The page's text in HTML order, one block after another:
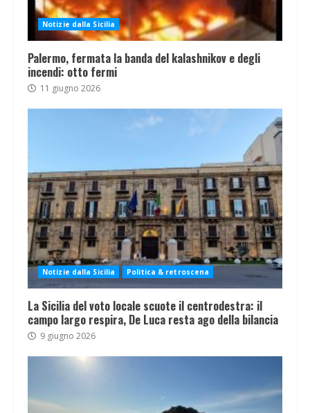
Notizie dalla Sicilia
Palermo, fermata la banda del kalashnikov e degli
incendi: otto fermi
11 giugno 2026
Notizie dalla Sicilia Politica & retroscena
La Sicilia del voto locale scuote il centrodestra: il
campo largo respira, De Luca resta ago della bilancia
9 giugno 2026